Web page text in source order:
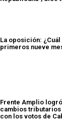
La oposición:
primeros nueve
Frente Amplio
cambios
con los votos de